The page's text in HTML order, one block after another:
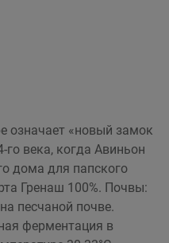
означает «новый замок
го века, когда Авиньон
дома для папского
Гренаш 100%. Почвы:
песчаной почве.
ферментация в